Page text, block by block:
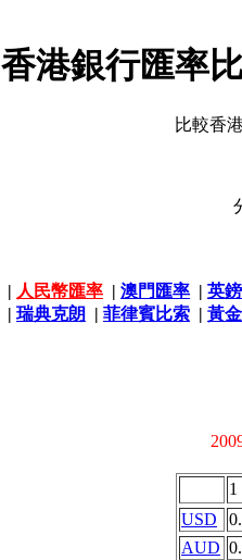
香港銀行匯率
比較香
| 人民幣匯率 | 澳門匯率 | 英
| 瑞典克朗 | 菲律賓比索 | 黃
1
USD
AUD